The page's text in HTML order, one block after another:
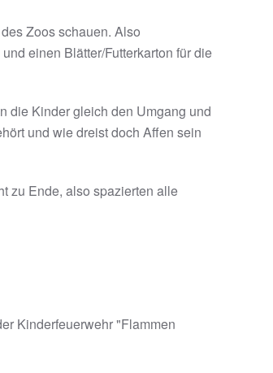
Zoos schauen. Also
einen Blätter/Futterkarton für die
die Kinder gleich den Umgang und
und wie dreist doch Affen sein
zu Ende, also spazierten alle
Kinderfeuerwehr "Flammen